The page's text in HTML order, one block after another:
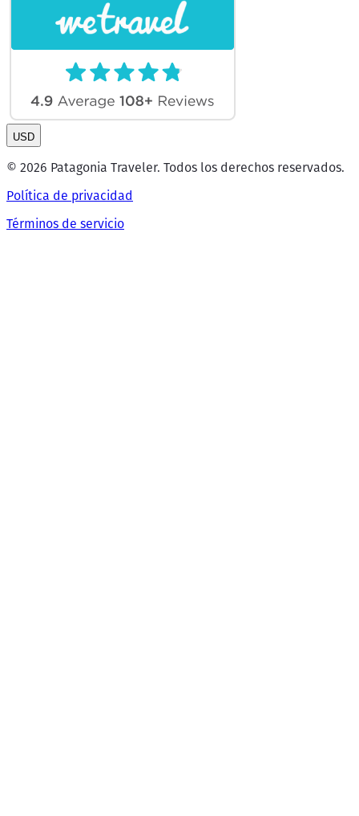
USD
© 2026 Patagonia Traveler. Todos los derechos reservados.
Política de privacidad
Términos de servicio